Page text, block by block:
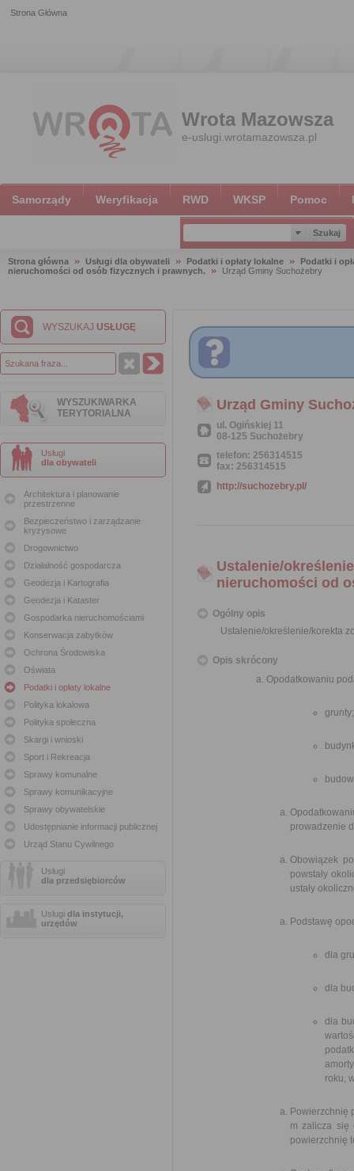
Strona Główna
Wrota Mazowsza
e-uslugi.wrotamazowsza.pl
Samorządy Weryfikacja RWD WKSP Pomoc
Strona główna Usługi dla obywateli Podatki i opłaty lokalne
Podatki i
nieruchomości od osób fizycznych i prawnych.
Urząd Gminy Suchożebry
WYSZUKAJ USŁUGĘ
WYSZUKIWARKA
TERYTORIALNA
Usługi
dla obywateli
Architektura i planowanie
przestrzenne
Bezpieczeństwo i zarządzanie
kryzysowe
Drogownictwo
Działalność gospodarcza
Geodezja i Kartografia
Geodezja i Kataster
Gospodarka nieruchomościami
Konserwacja zabytków
Ochrona Środowiska
Oświata
Podatki i opłaty lokalne
Polityka lokalowa
Polityka społeczna
Skargi i wnioski
Sport i Rekreacja
Sprawy komunalne
Sprawy komunikacyjne
Sprawy obywatelskie
Udostępnianie informacji publicznej
Urząd Stanu Cywilnego
Usługi
dla przedsiębiorców
Usługi dla instytucji,
urzędów
Urząd Gminy
ul. Ogińskiej 11
08-125 Suchożebry
telefon: 256314515
fax: 256314515
http://suchozebry.pl/
Ustalenie/
nieruchomości od
Ogólny opis
Ustalenie/określenie/korekta
Opis skrócony
Opodatkowaniu
grunty;
prowadzenie
Obowiązek
powstały
ustały
Podstawę
dla
dla
dla
roku,
Powierzchnię
m zalicza się
powierzchnię